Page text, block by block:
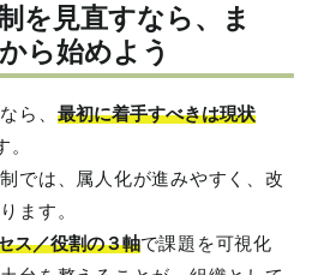
を見直すなら、ま
ら始めよう
ら、 最初に着手すべきは現状
。
では、属人化が進みやすく、改
ます。
ス／役割の３軸で課題を可視化